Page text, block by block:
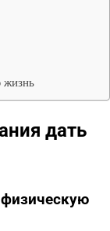
жизнь
дать